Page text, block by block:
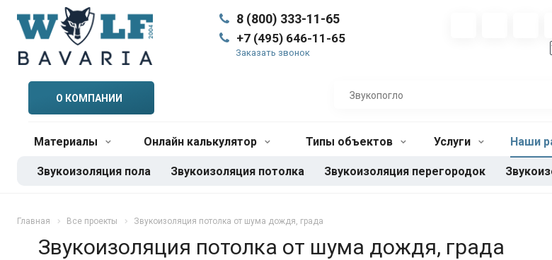
8 (800) 333-11-65
+7 (495) 646-11-65
Заказать звонок
О КОМПАНИИ
Материалы Онлайн калькулятор Типы объектов Услуги Наши
Звукоизоляция пола Звукоизоляция потолка Звукоизоляция перегородок
Главная Все проекты Звукоизоляция потолка от шума дождя, града
Звукоизоляция потолка от шума дождя, града